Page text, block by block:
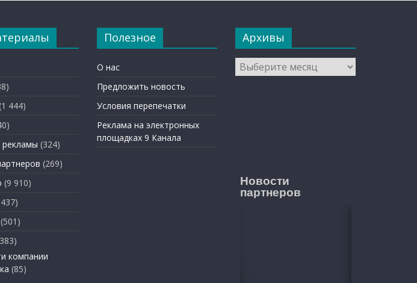
(1 444)
рекламы (324)
(269)
(9 910)
(501)
компании
(85)
Полезное
О нас
Предложить новость
Условия перепечатки
Реклама на электронных
площадках 9 Канала
Архивы
Архивы
Новости
партнеров